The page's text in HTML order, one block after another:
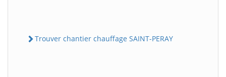
Trouver chantier chauffage SAINT-PERAY